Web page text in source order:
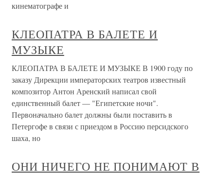
кинематографе и
КЛЕОПАТРА В БАЛЕТЕ И
МУЗЫКЕ
КЛЕОПАТРА В БАЛЕТЕ И МУЗЫКЕ В 1900 году по
заказу Дирекции императорских театров известный
композитор Антон Аренский написал свой
единственный балет — "Египетские ночи".
Первоначально балет должны были поставить в
Петергофе в связи с приездом в Россию персидского
шаха, но
ОНИ НИЧЕГО НЕ ПОНИМАЮТ В